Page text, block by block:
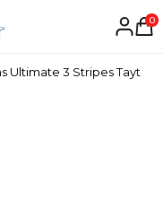
0
Ultimate 3 Stripes Tayt